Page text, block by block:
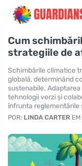
Cum
strategiile de
Schimbările climatice
globală, determinând
sustenabile.
tehnologii verzi și
înfrunta reglementările
POR: LINDA CARTER